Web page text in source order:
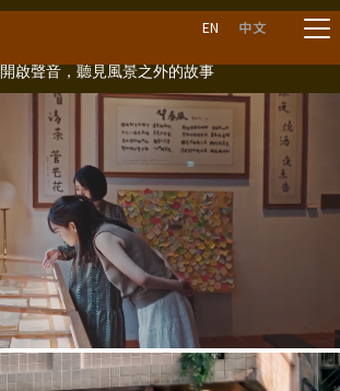
EN 中文
開啟聲音，聽見風景之外的故事